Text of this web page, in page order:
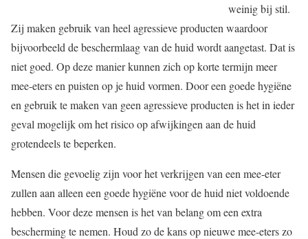
weinig bij stil.
Zij maken gebruik van heel agressieve producten waardoor
bijvoorbeeld de beschermlaag van de huid wordt aangetast. Dat is
niet goed. Op deze manier kunnen zich op korte termijn meer
mee-eters en puisten op je huid vormen. Door een goede hygiëne
en gebruik te maken van geen agressieve producten is het in ieder
geval mogelijk om het risico op afwijkingen aan de huid
grotendeels te beperken.
Mensen die gevoelig zijn voor het verkrijgen van een mee-eter
zullen aan alleen een goede hygiëne voor de huid niet voldoende
hebben. Voor deze mensen is het van belang om een extra
bescherming te nemen. Houd zo de kans op nieuwe mee-eters zo